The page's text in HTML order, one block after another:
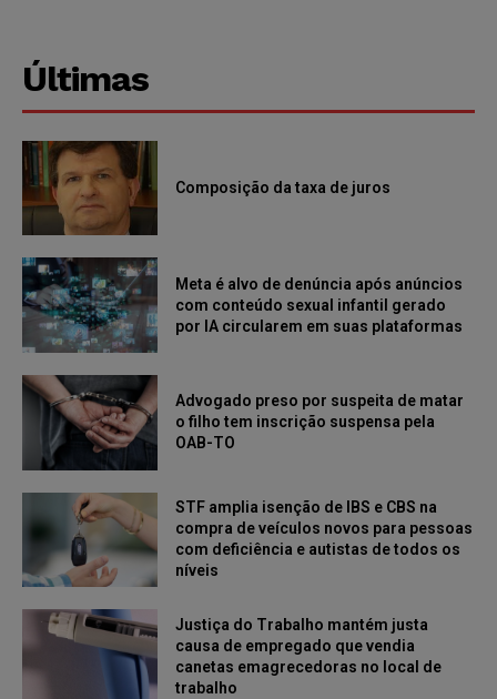
Últimas
Composição da taxa de juros
Meta é alvo de denúncia após anúncios
com conteúdo sexual infantil gerado
por IA circularem em suas plataformas
Advogado preso por suspeita de matar
o filho tem inscrição suspensa pela
OAB-TO
STF amplia isenção de IBS e CBS na
compra de veículos novos para pessoas
com deficiência e autistas de todos os
níveis
Justiça do Trabalho mantém justa
causa de empregado que vendia
canetas emagrecedoras no local de
trabalho